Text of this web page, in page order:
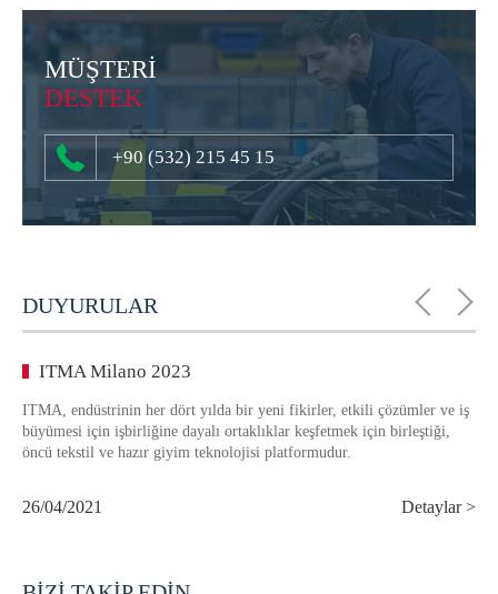
MÜŞTERİ
DESTEK
+90 (532) 215 45 15
DUYURULAR
ITMA Milano 2023
ITMA, endüstrinin her dört yılda bir yeni fikirler, etkili çözümler ve iş
büyümesi için işbirliğine dayalı ortaklıklar keşfetmek için birleştiği,
öncü tekstil ve hazır giyim teknolojisi platformudur.
26/04/2021 Detaylar >